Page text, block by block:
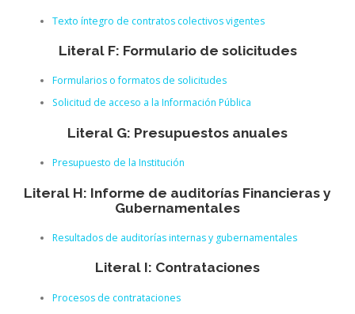
Texto íntegro de contratos colectivos vigentes
Literal F: Formulario de solicitudes
Formularios o formatos de solicitudes
Solicitud de acceso a la Información Pública
Literal G: Presupuestos anuales
Presupuesto de la Institución
Literal H: Informe de auditorías Financieras y
Gubernamentales
Resultados de auditorías internas y gubernamentales
Literal I: Contrataciones
Procesos de contrataciones